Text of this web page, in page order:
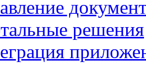
решения